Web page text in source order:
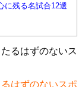
に残る名試合12選
はずのないスポ